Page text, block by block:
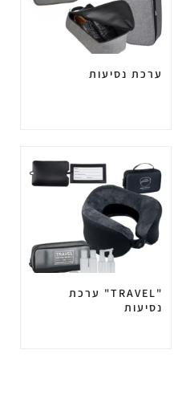
ערכת נסיעות
"TRAVEL" ערכת
נסיעות